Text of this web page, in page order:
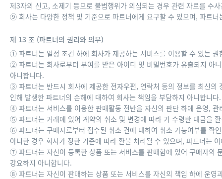
제3자의 신고, 소제기 등으로 불법행위가 의심되는 경우 관련 자료를 수
⑨ 회사는 다양한 정책 및 기준으로 파트너에게 요구할 수 있으며, 파트너
제 13 조 (파트너의 권리와 의무)
① 파트너는 일정 조건 하에 회사가 제공하는 서비스를 이용할 수 있는 권
② 파트너는 회사로부터 부여를 받은 아이디 및 비밀번호가 유출되지 아
아니합니다.
③ 파트너는 반드시 회사에 제공한 전자우편, 연락처 등의 정보를 최신의
인해 발생한 파트너의 손해에 대하여 회사는 책임을 부담하지 아니합니다.
④ 파트너는 서비스를 이용한 판매활동 전반을 자신의 판단 하에 운영,
⑤ 파트너는 거래에 있어 계약의 취소 및 변경에 따라 기 수령한 대금을
⑥ 파트너는 구매자로부터 접수된 취소 건에 대하여 취소 가능여부를 확
아니한 경우 회사가 정한 기준에 따라 환불 처리될 수 있으며, 파트너는
⑦ 파트너는 자신이 등록한 상품 또는 서비스를 판매함에 있어 구매자의
강요하지 아니합니다.
⑧ 파트너는 자신이 판매하는 상품 또는 서비스를 자신의 책임 하에 운영